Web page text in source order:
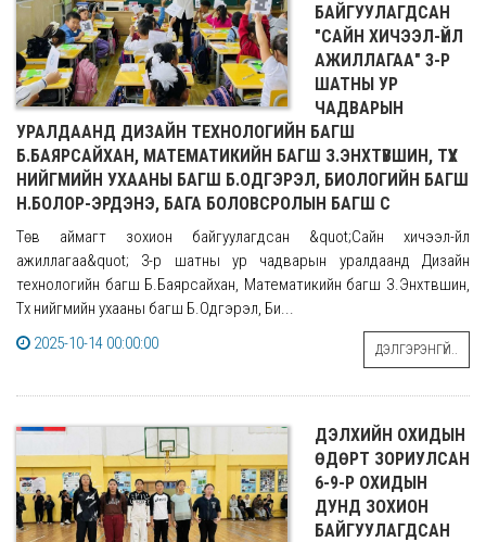
БАЙГУУЛАГДСАН
"САЙН ХИЧЭЭЛ-ҮЙЛ
АЖИЛЛАГАА" 3-Р
ШАТНЫ УР
ЧАДВАРЫН
УРАЛДААНД ДИЗАЙН ТЕХНОЛОГИЙН БАГШ
Б.БАЯРСАЙХАН, МАТЕМАТИКИЙН БАГШ З.ЭНХТҮВШИН, ТҮҮХ
НИЙГМИЙН УХААНЫ БАГШ Б.ОДГЭРЭЛ, БИОЛОГИЙН БАГШ
Н.БОЛОР-ЭРДЭНЭ, БАГА БОЛОВСРОЛЫН БАГШ С
Төв аймагт зохион байгуулагдсан &quot;Сайн хичээл-үйл
ажиллагаа&quot; 3-р шатны ур чадварын уралдаанд Дизайн
технологийн багш Б.Баярсайхан, Математикийн багш З.Энхтүвшин,
Түүх нийгмийн ухааны багш Б.Одгэрэл, Би...
2025-10-14 00:00:00
ДЭЛГЭРЭНГҮЙ..
ДЭЛХИЙН ОХИДЫН
ӨДӨРТ ЗОРИУЛСАН
6-9-Р ОХИДЫН
ДУНД ЗОХИОН
БАЙГУУЛАГДСАН